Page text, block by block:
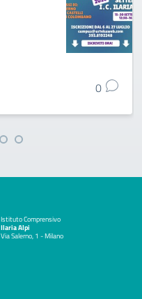
0
Istituto Comprensivo
Ilaria Alpi
Via Salerno, 1 - Milano
— Visita la pagina iniziale della scuola